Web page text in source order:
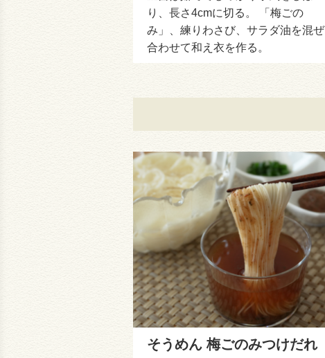
り、長さ4cmに切る。 「梅ごの
み」、練りわさび、サラダ油を混ぜ
合わせて和え衣を作る。
そうめん 梅ごのみつけだれ